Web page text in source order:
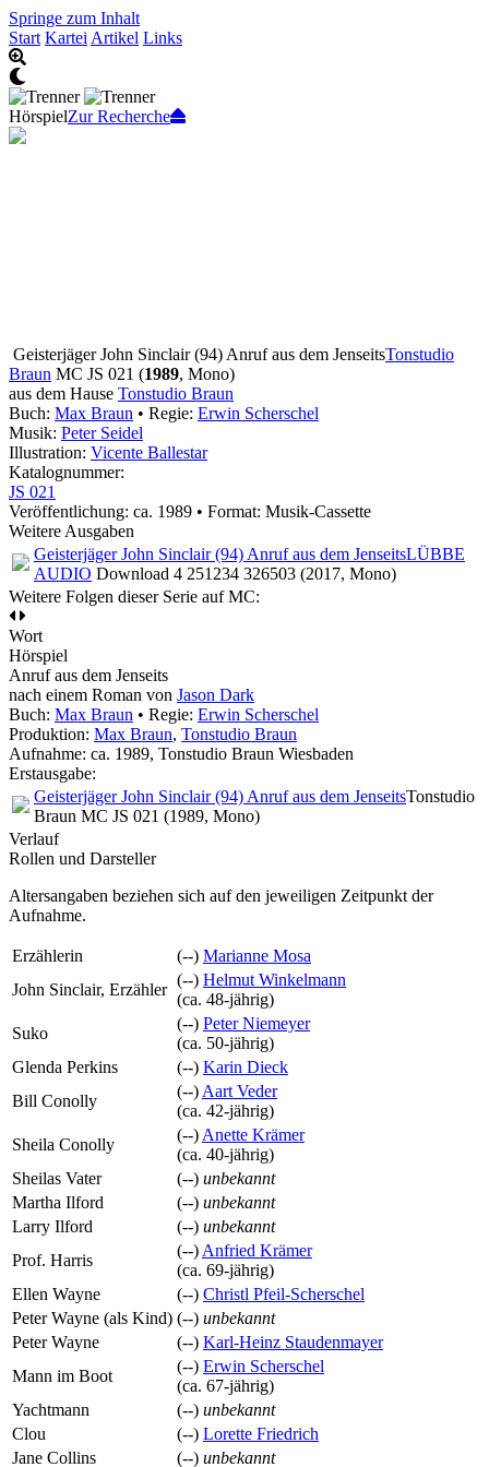
Springe zum Inhalt
Start Kartei Artikel Links
HörspielZur Recherche
Geisterjäger John Sinclair (94) Anruf aus dem JenseitsTonstudio
Braun MC JS 021 (1989, Mono)
aus dem Hause Tonstudio Braun
Buch: Max Braun • Regie: Erwin Scherschel
Musik: Peter Seidel
Illustration: Vicente Ballestar
Katalognummer:
JS 021
Veröffentlichung: ca. 1989 • Format: Musik-Cassette
Weitere Ausgaben
Geisterjäger John Sinclair (94) Anruf aus dem JenseitsLÜBBE
AUDIO Download 4 251234 326503 (2017, Mono)
Weitere Folgen dieser Serie auf MC:
Wort
Hörspiel
Anruf aus dem Jenseits
nach einem Roman von Jason Dark
Buch: Max Braun • Regie: Erwin Scherschel
Produktion: Max Braun, Tonstudio Braun
Aufnahme: ca. 1989, Tonstudio Braun Wiesbaden
Erstausgabe:
Geisterjäger John Sinclair (94) Anruf aus dem JenseitsTonstudio
Braun MC JS 021 (1989, Mono)
Verlauf
Rollen und Darsteller
Altersangaben beziehen sich auf den jeweiligen Zeitpunkt der
Aufnahme.
Erzählerin (--) Marianne Mosa
John Sinclair, Erzähler
(--) Helmut Winkelmann
(ca. 48‑jährig)
Suko
(--) Peter Niemeyer
(ca. 50‑jährig)
Glenda Perkins
(--) Karin Dieck
Bill Conolly
(--) Aart Veder
(ca. 42‑jährig)
Sheila Conolly
(--) Anette Krämer
(ca. 40‑jährig)
Sheilas Vater
(--) unbekannt
Martha Ilford
(--) unbekannt
Larry Ilford
(--) unbekannt
Prof. Harris
(--) Anfried Krämer
(ca. 69‑jährig)
Ellen Wayne
(--) Christl Pfeil-Scherschel
Peter Wayne (als Kind) (--) unbekannt
Peter Wayne
(--) Karl-Heinz Staudenmayer
Mann im Boot
(--) Erwin Scherschel
(ca. 67‑jährig)
Yachtmann
(--) unbekannt
Clou
(--) Lorette Friedrich
Jane Collins
(--) unbekannt